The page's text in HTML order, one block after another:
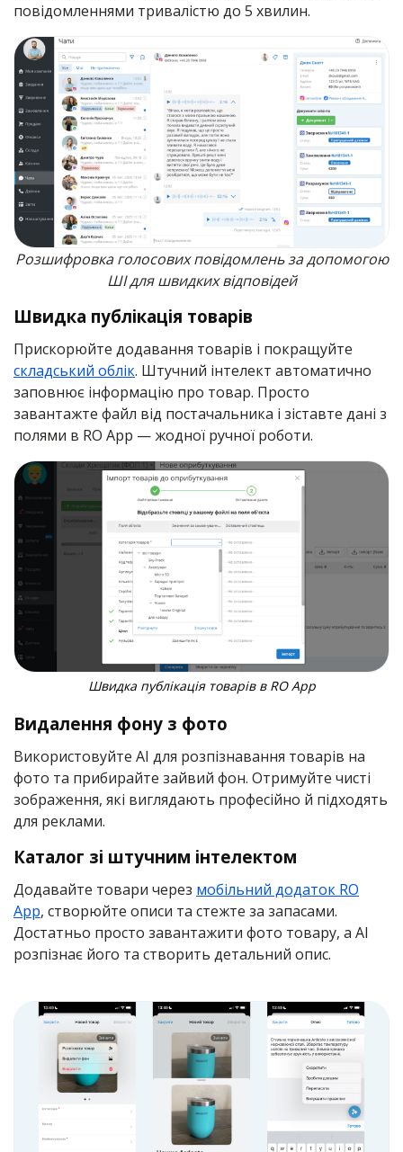
повідомленнями тривалістю до 5 хвилин.
Розшифровка голосових повідомлень за допомогою
ШІ для швидких відповідей
Швидка публікація товарів
Прискорюйте додавання товарів і покращуйте
складський облік. Штучний інтелект автоматично
заповнює інформацію про товар. Просто
завантажте файл від постачальника і зіставте дані з
полями в RO App — жодної ручної роботи.
Швидка публікація товарів в RO App
Видалення фону з фото
Використовуйте AI для розпізнавання товарів на
фото та прибирайте зайвий фон. Отримуйте чисті
зображення, які виглядають професійно й підходять
для реклами.
Каталог зі штучним інтелектом
Додавайте товари через мобільний додаток RO
App, створюйте описи та стежте за запасами.
Достатньо просто завантажити фото товару, а AI
розпізнає його та створить детальний опис.